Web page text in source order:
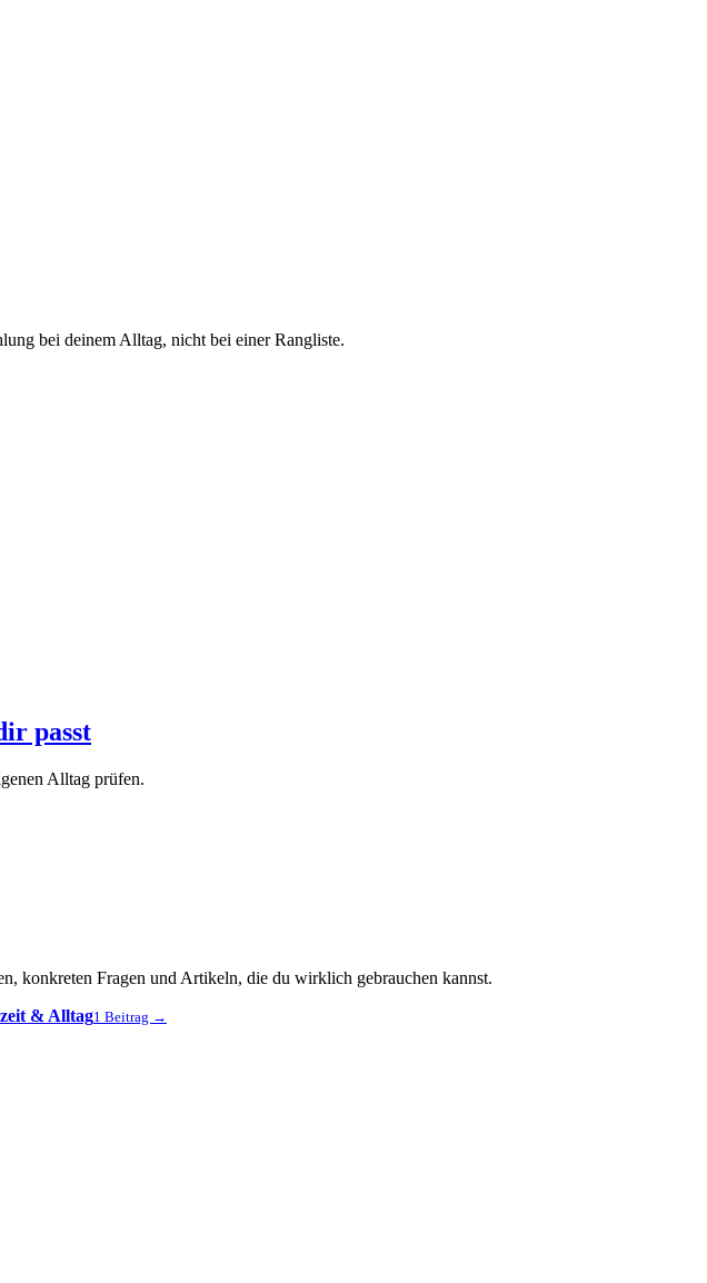
bei deinem Alltag, nicht bei einer Rangliste.
passt
Alltag prüfen.
konkreten Fragen und Artikeln, die du wirklich gebrauchen kannst.
& Alltag1 Beitrag →